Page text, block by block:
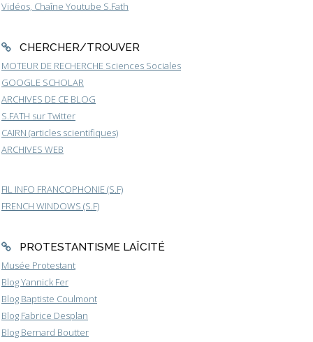
Vidéos, Chaîne Youtube S.Fath
CHERCHER/TROUVER
MOTEUR DE RECHERCHE Sciences Sociales
GOOGLE SCHOLAR
ARCHIVES DE CE BLOG
S.FATH sur Twitter
CAIRN (articles scientifiques)
ARCHIVES WEB
FIL INFO FRANCOPHONIE (S.F)
FRENCH WINDOWS (S.F)
PROTESTANTISME LAÏCITÉ
Musée Protestant
Blog Yannick Fer
Blog Baptiste Coulmont
Blog Fabrice Desplan
Blog Bernard Boutter